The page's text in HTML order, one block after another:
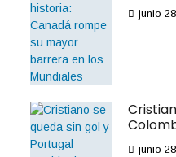
junio
junio